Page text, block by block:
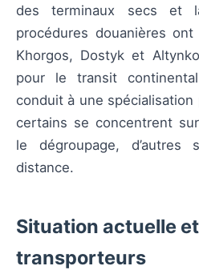
des terminaux secs et
procédures douanières
Khorgos, Dostyk et
pour le transit
conduit à une
certains se concentrent
le dégroupage,
distance.
Situation actuelle
transporteurs